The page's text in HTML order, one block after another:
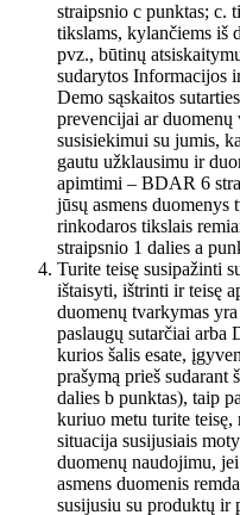
straipsnio c punktas; c.
tikslams, kylančiems iš
pvz., būtinų
sudarytos Informacijos
Demo sąskaitos
prevencijai ar
susisiekimui su jumis,
gautu užklausimu ir
apimtimi – BDAR 6
jūsų asmens
rinkodaros tikslais
straipsnio 1 dalies a
Turite teisę susipažinti
ištaisyti, ištrinti ir teisę
duomenų tvarkymas
paslaugų sutarčiai arba
kurios šalis esate,
prašymą prieš sudarant
dalies b punktas), taip
kuriuo metu turite teisę,
situacija susijusiais
duomenų naudojimu,
asmens duomenis
susijusiu su produktų ir